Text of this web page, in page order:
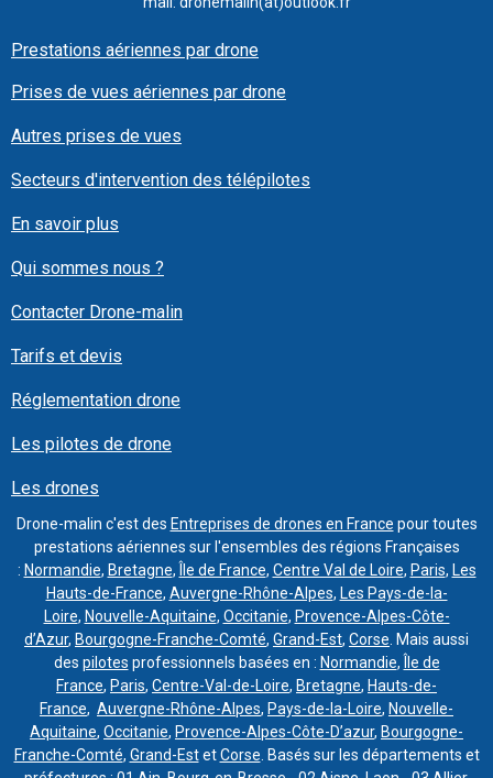
Prestations aériennes par drone
Prises de vues aériennes par drone
Autres prises de vues
Secteurs d'intervention des télépilotes
En savoir plus
Qui sommes nous ?
Contacter Drone-malin
Tarifs et devis
Réglementation drone
Les pilotes de drone
Les drones
Drone-malin c'est des Entreprises de drones en France pour toutes
prestations aériennes sur l'ensembles des régions Françaises
: Normandie, Bretagne, Île de France, Centre Val de Loire, Paris, Les
Hauts-de-France, Auvergne-Rhône-Alpes, Les Pays-de-la-
Loire, Nouvelle-Aquitaine, Occitanie, Provence-Alpes-Côte-
d’Azur, Bourgogne-Franche-Comté, Grand-Est, Corse. Mais aussi
des pilotes professionnels basées en : Normandie,
Île de
France, Paris, Centre-Val-de-Loire, Bretagne, Hauts-de-
France, Auvergne-Rhône-Alpes, Pays-de-la-Loire, Nouvelle-
Aquitaine, Occitanie, Provence-Alpes-Côte-D’azur, Bourgogne-
Franche-Comté, Grand-EstetCorse. Basés sur les départements et